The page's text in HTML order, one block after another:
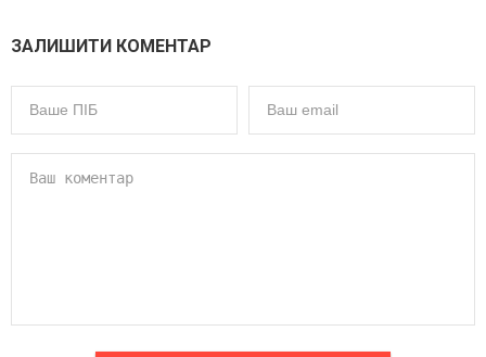
ЗАЛИШИТИ КОМЕНТАР